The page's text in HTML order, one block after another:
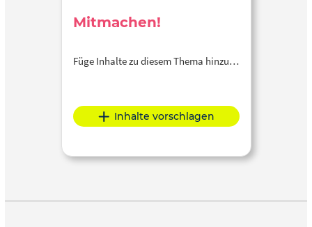
Mitmachen!
Füge Inhalte zu diesem Thema hinzu…
Inhalte vorschlagen